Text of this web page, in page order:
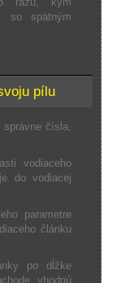
so spätným
pílu
čísla,
vodiaceho
do vodiacej
parametre
článku
po dĺžke
vhodnú